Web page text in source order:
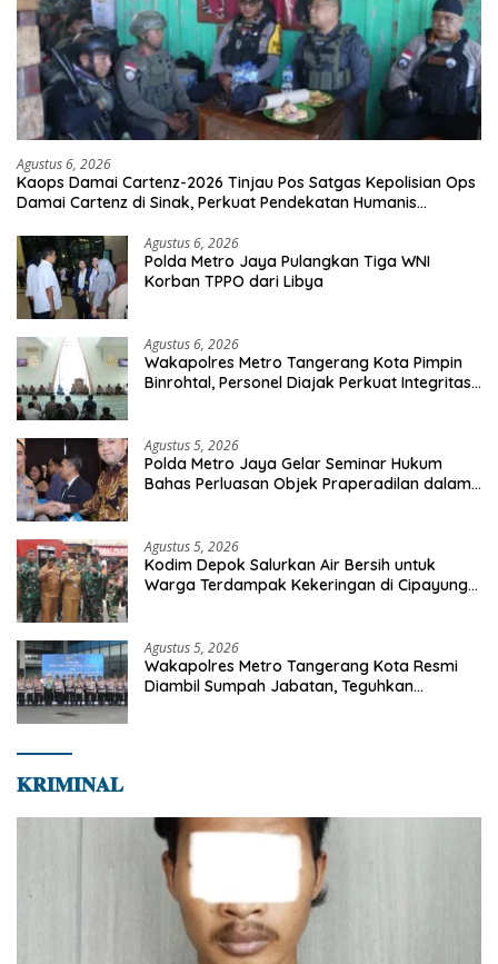
Agustus 6, 2026
Kaops Damai Cartenz-2026 Tinjau Pos Satgas Kepolisian Ops
Damai Cartenz di Sinak, Perkuat Pendekatan Humanis
Agustus 6, 2026
Polda Metro Jaya Pulangkan Tiga WNI
Korban TPPO dari Libya
Agustus 6, 2026
Wakapolres Metro Tangerang Kota Pimpin
Binrohtal, Personel Diajak Perkuat Integritas
Agustus 5, 2026
Polda Metro Jaya Gelar Seminar Hukum
Bahas Perluasan Objek Praperadilan dalam
Agustus 5, 2026
Kodim Depok Salurkan Air Bersih untuk
Warga Terdampak Kekeringan di Cipayung
Agustus 5, 2026
Wakapolres Metro Tangerang Kota Resmi
Diambil Sumpah Jabatan, Teguhkan
𝐊𝐑𝐈𝐌𝐈𝐍𝐀𝐋